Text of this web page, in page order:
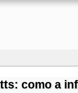
como a